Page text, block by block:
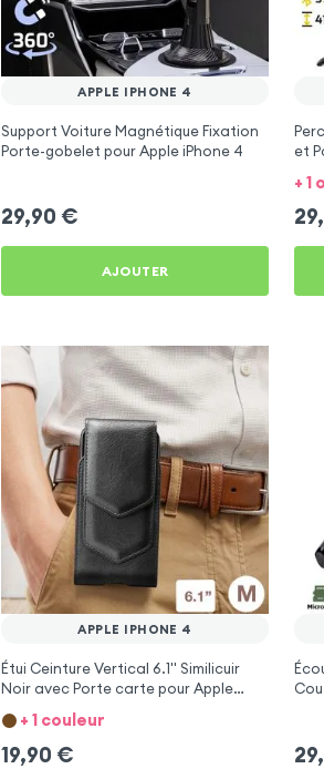
APPLE IPHONE 4
Support Voiture Magnétique Fixation
Porte-gobelet pour Apple iPhone 4
29,90 €
AJOUTER
et
+ 1
APPLE IPHONE 4
Étui Ceinture Vertical 6.1'' Similicuir
Noir avec Porte carte pour Apple
iPhone 4
+ 1 couleur
19,90 €